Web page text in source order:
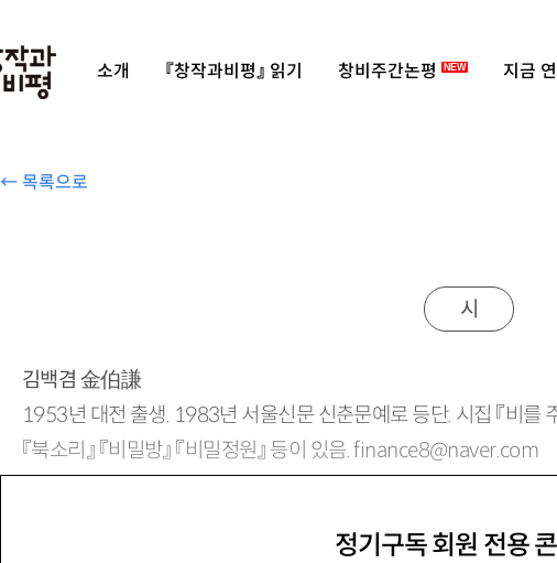
소개 『창작과비평』 읽기 창비주간논평 NEW 지금
← 목록으로
정기구독 회원 전용
시
김백겸 金伯謙
1953년 대전 출생. 1983년 서울신문 신춘문예로 등단. 시집 『비를
『북소리』 『비밀방』 『비밀정원』 등이 있음. finance8@naver.com